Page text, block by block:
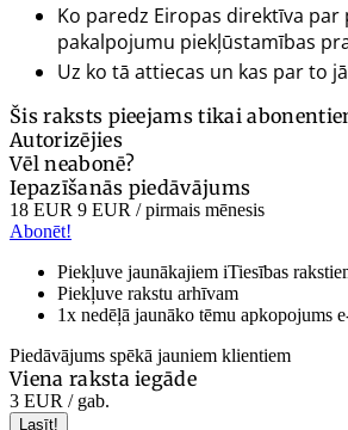
Ko paredz Eiropas direktīva
pakalpojumu piekļūstamības
Uz ko tā attiecas un kas par to
Šis raksts pieejams tikai
Autorizējies
Vēl neabonē?
Iepazīšanās piedāvājums
18 EUR 9 EUR / pirmais mēnesis
Abonēt!
Piekļuve jaunākajiem iTiesības
Piekļuve rakstu arhīvam
1x nedēļā jaunāko tēmu apkopojums
Piedāvājums spēkā jauniem klientiem
Viena raksta iegāde
3 EUR / gab.
Lasīt!